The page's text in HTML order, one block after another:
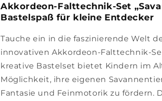
Akkordeon-Falttechnik-Set
Bastelspaß für kleine Entdecker
Tauche ein in die faszinierende Welt
innovativen Akkordeon-Falttechnik-
kreative Bastelset bietet Kindern im
Möglichkeit, ihre eigenen
Fantasie und Feinmotorik zu fördern.